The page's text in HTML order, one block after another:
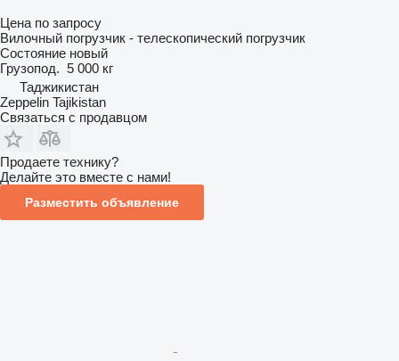
Цена по запросу
Вилочный погрузчик - телескопический погрузчик
Состояние новый
Грузопод. 5 000 кг
Таджикистан
Zeppelin Tajikistan
Связаться с продавцом
Продаете технику?
Делайте это вместе с нами!
Разместить объявление